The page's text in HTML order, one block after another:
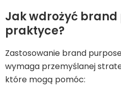
Jak wdrożyć brand
praktyce?
Zastosowanie brand
wymaga przemyślanej
które mogą pomóc: